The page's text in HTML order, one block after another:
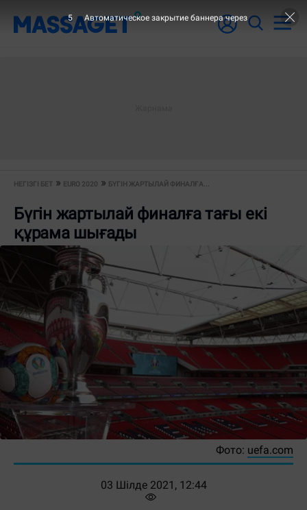
НЕГІЗГІ БЕТ EURO 2020 БҮГІН ЖАРТЫЛАЙ ФИНАЛҒА...
Бүгін жартылай финалға тағы екі
құрама шығады
Фото: uefa.com
03 Шілде 2021, 12:44
4 Автоматическое закрытие баннера через